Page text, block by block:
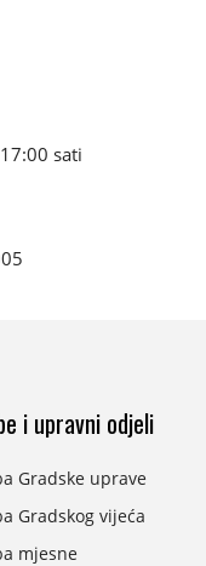
sati
i upravni odjeli
Gradske uprave
Gradskog vijeća
mjesne